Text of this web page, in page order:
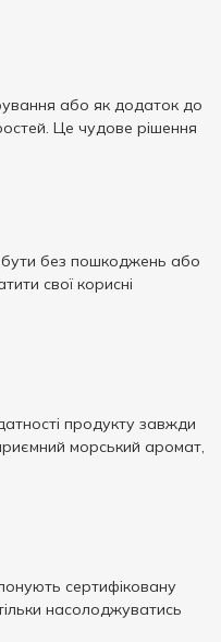
або як додаток до
Це чудове рішення
бути без пошкоджень або
свої корисні
продукту завжди
морський аромат,
сертифіковану
насолоджуватись